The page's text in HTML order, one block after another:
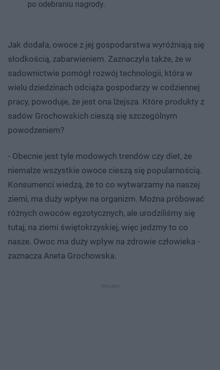
po odebraniu nagrody.
Jak dodała, owoce z jej gospodarstwa wyróżniają się
słodkością, zabarwieniem. Zaznaczyła także, że w
sadownictwie pomógł rozwój technologii, która w
wielu dziedzinach odciąża gospodarzy w codziennej
pracy, powoduje, że jest ona lżejsza. Które produkty z
sadów Grochowskich cieszą się szczególnym
powodzeniem?
- Obecnie jest tyle modowych trendów czy diet, że
niemalże wszystkie owoce cieszą się popularnością.
Konsumenci wiedzą, że to co wytwarzamy na naszej
ziemi, ma duży wpływ na organizm. Można próbować
różnych owoców egzotycznych, ale urodziliśmy się
tutaj, na ziemi świętokrzyskiej, więc jedzmy to co
nasze. Owoc ma duży wpływ na zdrowie człowieka -
zaznacza Aneta Grochowska.